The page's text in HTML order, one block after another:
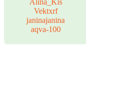
Alina_Kis
Vektxrf
janinajanina
aqva-100